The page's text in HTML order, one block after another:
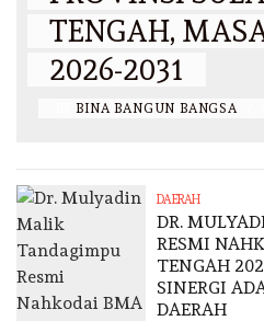
TENGAH,
2026-2031
BINA BANGUN BANGSA
DAERAH
DR.
RESMI
TENGAH
SINERGI
DAERAH